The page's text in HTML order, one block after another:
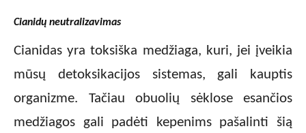
Cianidų neutralizavimas
Cianidas yra toksiška medžiaga, kuri, jei įveikia
mūsų detoksikacijos sistemas, gali kauptis
organizme. Tačiau obuolių sėklose esančios
medžiagos gali padėti kepenims pašalinti šią